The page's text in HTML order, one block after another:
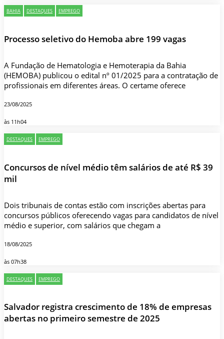
BAHIA DESTAQUES EMPREGO
Processo seletivo do Hemoba abre 199 vagas
A Fundação de Hematologia e Hemoterapia da Bahia
(HEMOBA) publicou o edital nº 01/2025 para a contratação de
profissionais em diferentes áreas. O certame oferece
23/08/2025
às 11h04
DESTAQUES EMPREGO
Concursos de nível médio têm salários de até R$ 39
mil
Dois tribunais de contas estão com inscrições abertas para
concursos públicos oferecendo vagas para candidatos de nível
médio e superior, com salários que chegam a
18/08/2025
às 07h38
DESTAQUES EMPREGO
Salvador registra crescimento de 18% de empresas
abertas no primeiro semestre de 2025